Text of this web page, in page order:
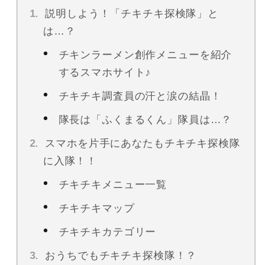
説明しよう！「チキチキ探検隊」と
は…？
チキンラーメン創作メニューを紹介
するスマホサイト♪
チキチキ調査員の汗と涙の結晶！
隊長は「ふくまるくん」隊員は…？
スマホを片手にあなたもチキチキ探検隊
に入隊！！
チキチキメニュー一覧
チキチキマップ
チキチキカテゴリー
おうちでもチキチキ探検隊！？